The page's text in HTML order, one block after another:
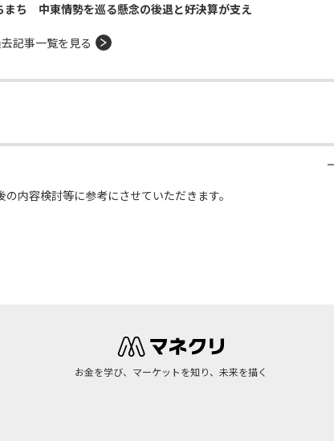
まち 中東情勢を巡る懸念の後退と好決算が支え
記事一覧を見る
内容検討等に参考にさせていただきます。
お金を学び、マーケットを知り、未来を描く